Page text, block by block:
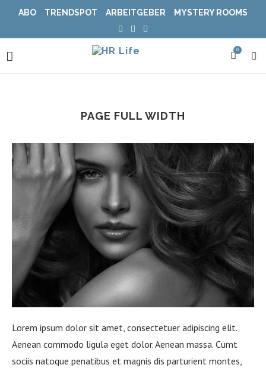
ABO TRENDSPOT ARBEITGEBER MYSTERY ROOMS
0
PAGE FULL WIDTH
Lorem ipsum dolor sit amet, consectetuer adipiscing elit.
Aenean commodo ligula eget dolor. Aenean massa. Cumt
sociis natoque penatibus et magnis dis parturient montes,